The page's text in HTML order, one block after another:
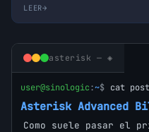
LEER
asterisk — ◈
user@sinologic:~$ cat
Asterisk Advanced
Como suele pasar el